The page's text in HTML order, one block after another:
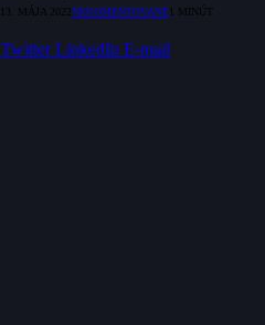
13. MÁJA 2022 NEKOMENTOVANÉ1 MINÚT
Twitter LinkedIn E-mail